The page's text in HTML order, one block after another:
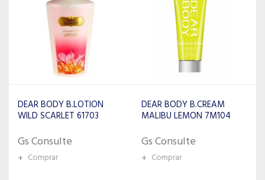
DEAR BODY B.CREAM
MALIBU LEMON 7M104
Gs Consulte
+ Comprar
DEAR BODY B.LOTION
SUNDAY 7M172 NEW
Gs Consulte
+ Comprar